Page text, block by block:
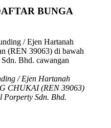
BUNGA
/ Ejen Hartanah
CHUKAI (REN 39063)
Porperty Sdn. Bhd.